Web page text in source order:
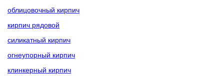
облицовочный кирпич
кирпич рядовой
силикатный кирпич
огнеупорный кирпич
клинкерный кирпич